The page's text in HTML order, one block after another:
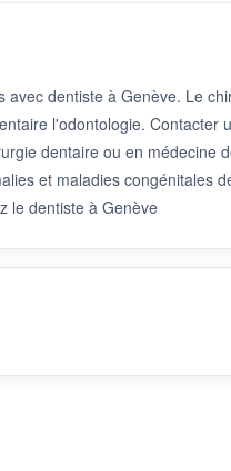
avec dentiste à Genève. Le
l'odontologie. Contacter
dentaire ou en médecine
et maladies congénitales
le dentiste à Genève